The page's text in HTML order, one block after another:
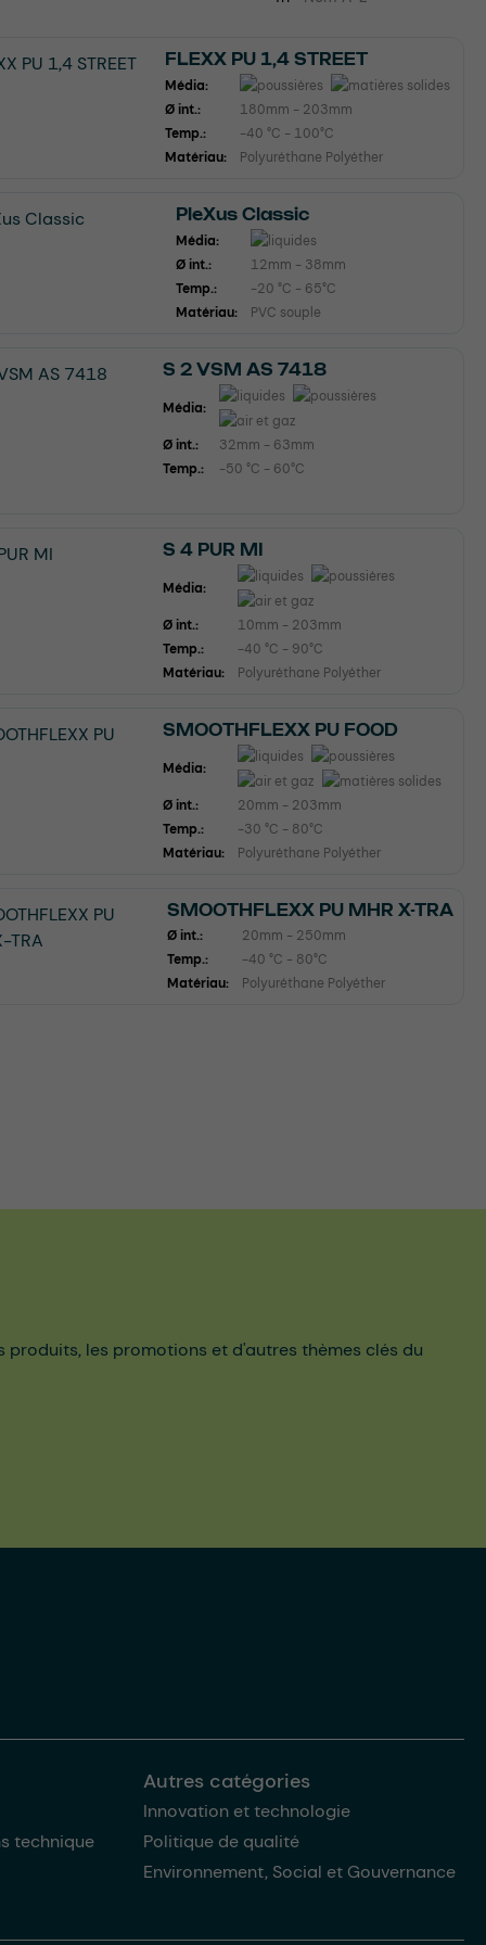
FLEXX PU 1,4 STREET
Média:
Ø int.:
180mm - 203mm
Temp.:
-40 °C - 100°C
Matériau:
Polyuréthane Polyéther
PleXus Classic
Média:
Ø int.:
12mm - 38mm
Temp.:
-20 °C - 65°C
Matériau:
PVC souple
S 2 VSM AS 7418
Média:
Ø int.:
32mm - 63mm
Temp.:
-50 °C - 60°C
S 4 PUR MI
Média:
Ø int.:
10mm - 203mm
Temp.:
-40 °C - 90°C
Matériau:
Polyuréthane Polyéther
SMOOTHFLEXX PU FOOD
Média:
Ø int.:
20mm - 203mm
Temp.:
-30 °C - 80°C
Matériau:
Polyuréthane Polyéther
SMOOTHFLEXX PU MHR X-TRA
Ø int.:
20mm - 250mm
Temp.:
-40 °C - 80°C
Matériau:
Polyuréthane Polyéther
produits, les promotions et d'autres thèmes clés du
technique
Autres catégories
Innovation et technologie
Politique de qualité
Environnement, Social et Gouvernance